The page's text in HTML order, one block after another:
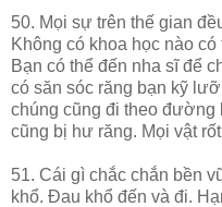
50. Mọi sự trên thế gian
Không có khoa học nào
Bạn có thể đến nha sĩ để
có săn sóc răng bạn kỹ
chúng cũng đi theo đường
cũng bị hư răng. Mọi vật
51. Cái gì chắc chắn bền
khổ. Đau khổ đến và đi.